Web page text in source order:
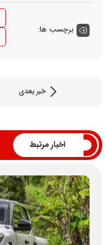
برچسب ها:
خبر بعدی
اخبار مرتبط